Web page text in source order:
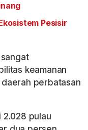
Pesisir
keamanan
perbatasan
2.028 pulau